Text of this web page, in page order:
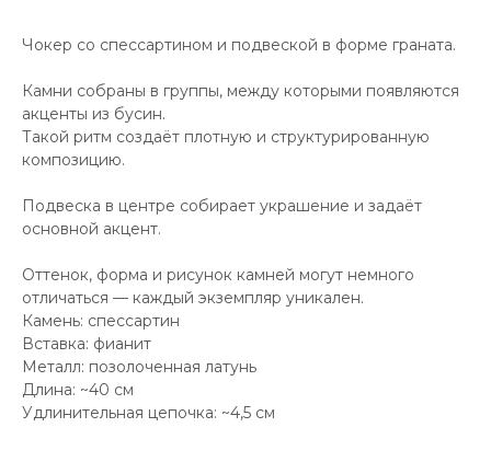
Чокер со спессартином и подвеской в форме граната.
Камни собраны в группы, между которыми появляются
акценты из бусин.
Такой ритм создаёт плотную и структурированную
композицию.
Подвеска в центре собирает украшение и задаёт
основной акцент.
Оттенок, форма и рисунок камней могут немного
отличаться — каждый экземпляр уникален.
Камень: спессартин
Вставка: фианит
Металл: позолоченная латунь
Длина: ~40 см
Удлинительная цепочка: ~4,5 см